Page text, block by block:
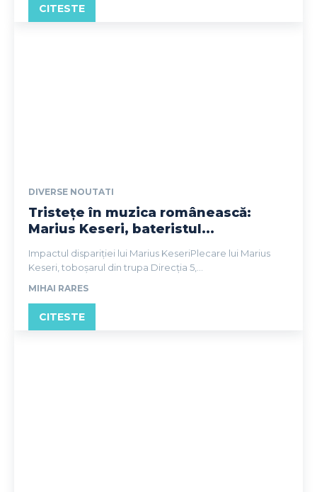
CITESTE
DIVERSE NOUTATI
Tristețe în muzica românească:
Marius Keseri, bateristul...
Impactul dispariției lui Marius KeseriPlecare lui Marius
Keseri, toboșarul din trupa Direcția 5,...
MIHAI RARES
CITESTE